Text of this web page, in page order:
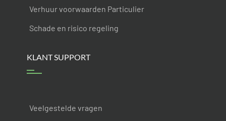
Verhuur voorwaarden Particulier
Schade en risico regeling
KLANT SUPPORT
Veelgestelde vragen